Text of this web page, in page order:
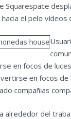
el pelo
en focos de
en focos
compañias
alrededor del